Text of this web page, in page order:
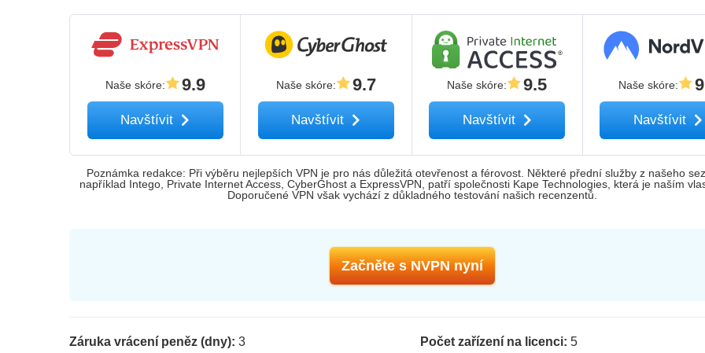
Naše skóre: 9.9
Navštívit
Naše skóre: 9.7
Navštívit
Naše skóre: 9.5
Navštívit
Naše skóre:
Navštívit
Poznámka redakce: Při výběru nejlepších VPN je pro nás důležitá otevřenost a férovost. Některé přední služby z našeho
například Intego, Private Internet Access, CyberGhost a ExpressVPN, patří společnosti Kape Technologies, která je naším
Doporučené VPN však vychází z důkladného testování našich recenzentů.
Začněte s NVPN nyní
Záruka vrácení peněz (dny): 3
Počet zařízení na licenci: 5